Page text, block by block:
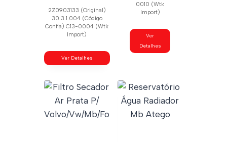
2Z0903133 (Original)
30.3.1.004 (Código
Confia) C13-0004 (Wtk
Import)
Ver Detalhes
0010 (Wtk
Import)
Ver
Detalhes